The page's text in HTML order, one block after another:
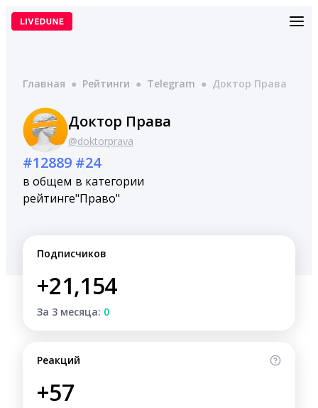
Перейти
Главная ● Рейтинги ● Telegram ● Доктор Права
Доктор Права
@doktorprava
#12889
в общем
рейтинге
#24
в категории
"Право"
Подписчиков
+21,154
За 3 месяца: 0
Реакций
+57